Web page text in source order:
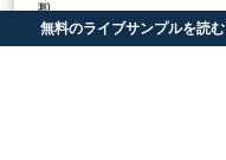
無料のライブサンプルを読む